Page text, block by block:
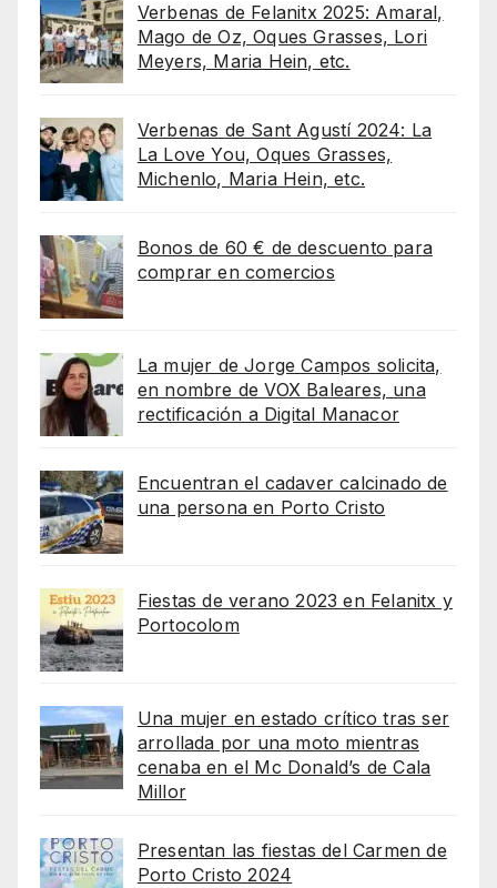
Verbenas de Felanitx 2025: Amaral,
Mago de Oz, Oques Grasses, Lori
Meyers, Maria Hein, etc.
Verbenas de Sant Agustí 2024: La
La Love You, Oques Grasses,
Michenlo, Maria Hein, etc.
Bonos de 60 € de descuento para
comprar en comercios
La mujer de Jorge Campos solicita,
en nombre de VOX Baleares, una
rectificación a Digital Manacor
Encuentran el cadaver calcinado de
una persona en Porto Cristo
Fiestas de verano 2023 en Felanitx y
Portocolom
Una mujer en estado crítico tras ser
arrollada por una moto mientras
cenaba en el Mc Donald’s de Cala
Millor
Presentan las fiestas del Carmen de
Porto Cristo 2024